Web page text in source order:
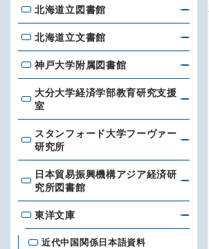
北海道立図書館
北海道立図書館
北海道立文書館
北海道立文書館
神戸大学附属図書館
神戸大学附属図書館
大分大学経済学部教育研究支援室
大分大学経済学部教育研究支援
室
スタンフォード大学フーヴァー研究所
スタンフォード大学フーヴァー
研究所
日本貿易振興機構アジア経済研究所図書館
日本貿易振興機構アジア経済研
究所図書館
東洋文庫
東洋文庫
近代中国関係日本語資料